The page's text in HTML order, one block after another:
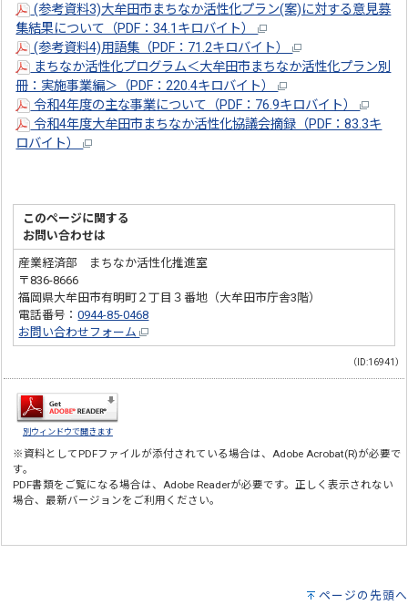
(参考資料3)大牟田市まちなか活性化プラン(案)に対する意見募
集結果について（PDF：34.1キロバイト）
(参考資料4)用語集（PDF：71.2キロバイト）
まちなか活性化プログラム＜大牟田市まちなか活性化プラン別
冊：実施事業編＞（PDF：220.4キロバイト）
令和4年度の主な事業について（PDF：76.9キロバイト）
令和4年度大牟田市まちなか活性化協議会摘録（PDF：83.3キ
ロバイト）
このページに関する
お問い合わせは
産業経済部 まちなか活性化推進室
〒836-8666
福岡県大牟田市有明町２丁目３番地（大牟田市庁舎3階）
電話番号：0944-85-0468
お問い合わせフォーム
（ID:16941）
別ウィンドウで開きます
※資料としてPDFファイルが添付されている場合は、Adobe Acrobat(R)が必要で
す。
PDF書類をご覧になる場合は、Adobe Readerが必要です。正しく表示されない
場合、最新バージョンをご利用ください。
ページの先頭へ